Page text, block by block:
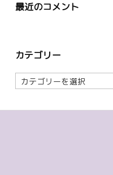
最近のコメント
カテゴリー
カ
テ
リ